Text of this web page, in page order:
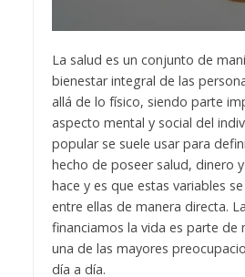
La salud es un conjunto de
bienestar integral de las
allá de lo físico, siendo parte
aspecto mental y social del
popular se suele usar para
hecho de poseer salud, dinero
hace y es que estas variables
entre ellas de manera directa.
financiamos la vida es parte de
una de las mayores
día a día.